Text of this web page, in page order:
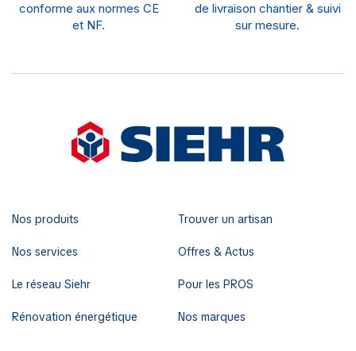
conforme aux normes CE
et NF.
de livraison chantier & suivi
sur mesure.
Nos produits
Nos services
Le réseau Siehr
Rénovation énergétique
Trouver un artisan
Offres & Actus
Pour les PROS
Nos marques